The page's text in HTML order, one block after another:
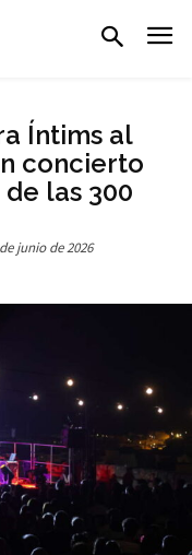
Íntims al
concierto
las 300
junio de 2026